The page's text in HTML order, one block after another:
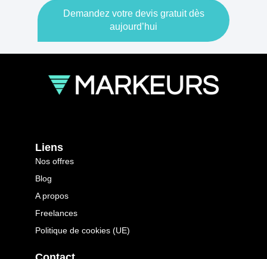
Demandez votre devis gratuit dès
aujourd’hui
Liens
Nos offres
Blog
A propos
Freelances
Politique de cookies (UE)